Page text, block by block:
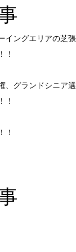
イングエリアの芝
！
、グランドシニア
！
！